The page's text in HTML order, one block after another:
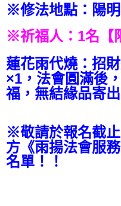
※修法地點：陽
※祈福人： 1名
蓮花雨代燒：招
×1 ，法會圓滿後
福，無結緣品寄出
※敬請於報名截
方 《雨揚法會服
名單 ！！